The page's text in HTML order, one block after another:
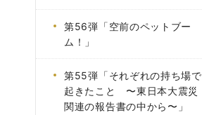
第56弾「空前のペットブー
ム！」
第55弾「それぞれの持ち場で
起きたこと 〜東日本大震災
関連の報告書の中から〜」